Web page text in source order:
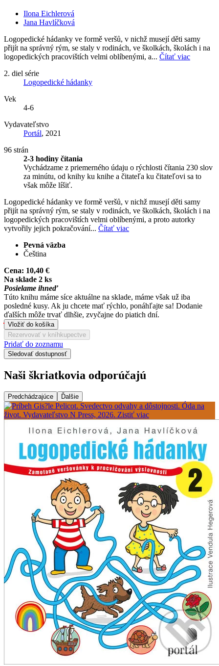
Ilona Eichlerová
Jana Havlíčková
Logopedické hádanky ve formě veršů, v nichž musejí děti samy
přijít na správný rým, se staly v rodinách, ve školkách, školách i na
logopedických pracovištích velmi oblíbenými, a... Čítať viac
2. diel série
Logopedické hádanky
Vek
4-6
Vydavateľstvo
Portál, 2021
96 strán
2-3 hodiny čítania
Vychádzame z priemerného údaju o rýchlosti čítania 230 slov
za minútu, od knihy ku knihe a čitateľa ku čitateľovi sa to
však môže líšiť.
Logopedické hádanky ve formě veršů, v nichž musejí děti samy
přijít na správný rým, se staly v rodinách, ve školkách, školách i na
logopedických pracovištích velmi oblíbenými, a proto autorky
vytvořily jejich pokračování... Čítať viac
Pevná väzba
Čeština
Cena: 10,40 €
Na sklade 2 ks
Posielame ihneď
Túto knihu máme síce aktuálne na sklade, máme však už iba
posledné kusy. Ak ju chcete mať rýchlo, ponáhľajte sa! Dodanie
ďalších môže trvať dlhšie, zvyčajne do piatich dní.
Vložiť do košíka
Rezervovať v kníhkupectve
Pridať do zoznamu
Sledovať dostupnosť
Naši škriatkovia odporúčajú
Predchádzajúce Ďalšie